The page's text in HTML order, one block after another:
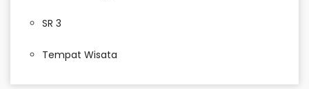
SR 3
Tempat Wisata